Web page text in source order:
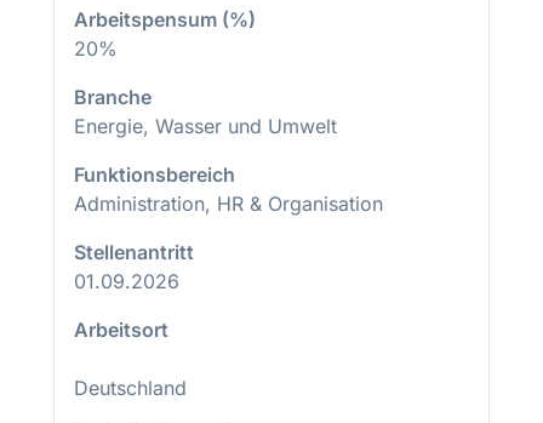
Arbeitspensum (%)
20%
Branche
Energie, Wasser und Umwelt
Funktionsbereich
Administration, HR & Organisation
Stellenantritt
01.09.2026
Arbeitsort
Deutschland